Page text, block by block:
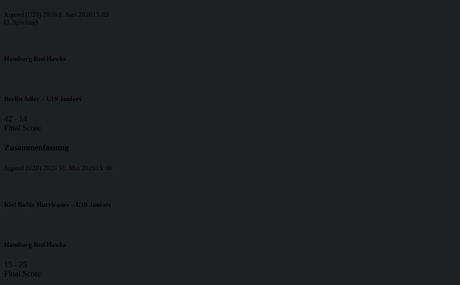
Jugend (U20) 2026 6. Juni 2026 15:00
(3. Spieltag)
Hamburg Red Hawks
Berlin Adler – U19 Juniors
42 - 14
Final Score
Zusammenfassung
Jugend (U20) 2026 31. Mai 2026 15:00
Kiel Baltic Hurricanes – U19 Juniors
Hamburg Red Hawks
15 - 25
Final Score